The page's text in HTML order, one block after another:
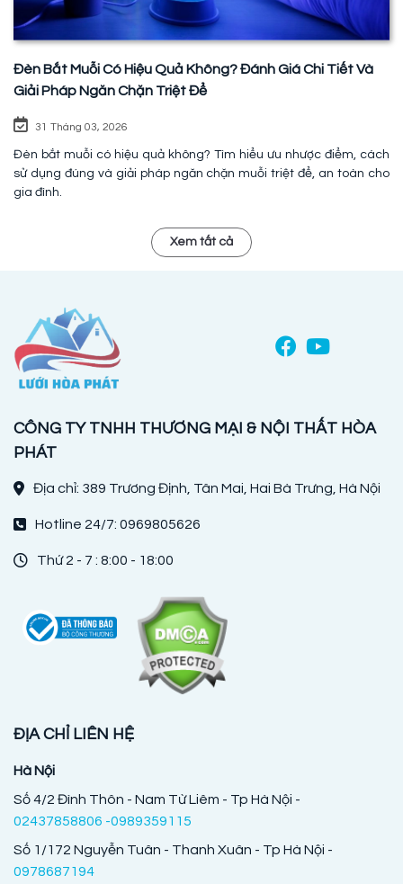
Đèn Bắt Muỗi Có Hiệu Quả Không? Đánh Giá Chi Tiết Và
Giải Pháp Ngăn Chặn Triệt Để
31 Tháng 03, 2026
Đèn bắt muỗi có hiệu quả không? Tìm hiểu ưu nhược điểm, cách
sử dụng đúng và giải pháp ngăn chặn muỗi triệt để, an toàn cho
gia đình.
Xem tất cả
CÔNG TY TNHH THƯƠNG MẠI & NỘI THẤT HÒA
PHÁT
Địa chỉ: 389 Trương Định, Tân Mai, Hai Bà Trưng, Hà Nội
Hotline 24/7: 0969805626
Thứ 2 - 7 : 8:00 - 18:00
ĐỊA CHỈ LIÊN HỆ
Hà Nội
Số 4/2 Đình Thôn - Nam Từ Liêm - Tp Hà Nội -
02437858806 -0989359115
Số 1/172 Nguyễn Tuân - Thanh Xuân - Tp Hà Nội -
0978687194